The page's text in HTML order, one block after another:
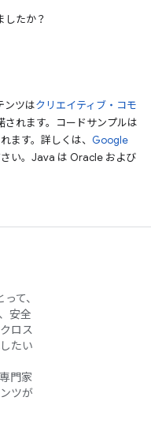
したか？
ンツはクリエイティブ・コモ
されます。コードサンプルは
ます。詳しくは、 Google
い。Java は Oracle および
て、
安全
ロス
たい
門家
ツが